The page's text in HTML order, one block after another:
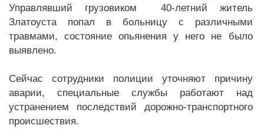
Управлявший грузовиком 40-летний житель
Златоуста попал в больницу с различными
травмами, состояние опьянения у него не было
выявлено.
Сейчас сотрудники полиции уточняют причину
аварии, специальные службы работают над
устранением последствий дорожно-транспортного
происшествия.